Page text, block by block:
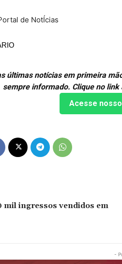
de NotÍcias
últimas notícias em primeira
sempre informado. Clique no
Acesse
mil ingressos vendidos em
-